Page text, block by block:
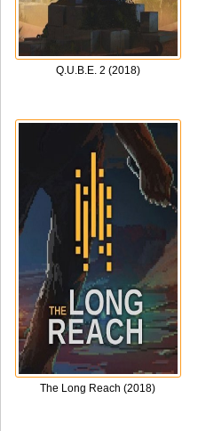
Q.U.B.E. 2 (2018)
The Long Reach (2018)